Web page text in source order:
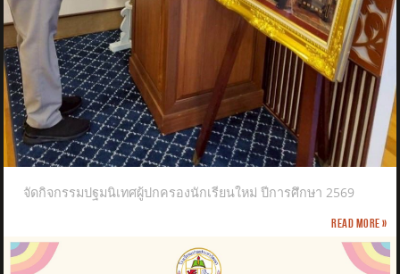
จัดกิจกรรมปฐมนิเทศผู้ปกครองนักเรียนใหม่ ปีการศึกษา 2569
Read more »